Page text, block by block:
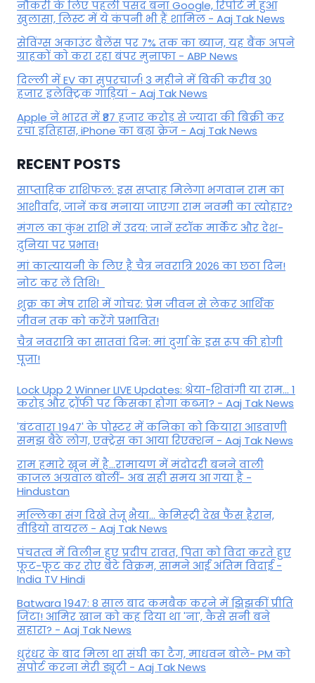
नौकरी के लिए पहली पसंद बना Google, रिपोर्ट में हुआ
खुलासा, लिस्ट में ये कंपनी भी हैं शामिल - Aaj Tak News
सेविंग्स अकाउंट बैलेंस पर 7% तक का ब्याज, यह बैंक अपने
ग्राहकों काे करा रहा बंपर मुनाफा - ABP News
दिल्ली में EV का सुपरचार्ज! 3 महीने में बिकी करीब 30
हजार इलेक्ट्रिक गाड़ियां - Aaj Tak News
Apple ने भारत में ₹87 हजार करोड़ से ज्यादा की बिक्री कर
रचा इतिहास, iPhone का बढ़ा क्रेज - Aaj Tak News
RECENT POSTS
साप्ताहिक राशिफल: इस सप्ताह मिलेगा भगवान राम का
आशीर्वाद, जानें कब मनाया जाएगा राम नवमी का त्योहार?
मंगल का कुंभ राशि में उदय: जानें स्‍टॉक मार्केट और देश-
दुनिया पर प्रभाव!
मां कात्‍यायनी के लिए है चैत्र नवरात्रि 2026 का छठा दिन!
नोट कर लें तिथि!
शुक्र का मेष राशि में गोचर: प्रेम जीवन से लेकर आर्थिक
जीवन तक को करेंगे प्रभावित!
चैत्र नवरात्रि का सातवां दिन: मां दुर्गा के इस रूप की होगी
पूजा!
Lock Upp 2 Winner LIVE Updates: श्रेया-शिवांगी या राम... 1
करोड़ और ट्रॉफी पर किसका होगा कब्जा? - Aaj Tak News
'बंटवारा 1947' के पोस्टर में कनिका को कियारा आडवाणी
समझ बैठे लोग, एक्ट्रेस का आया रिएक्शन - Aaj Tak News
राम हमारे खून में है…रामायण में मंदोदरी बनने वाली
काजल अग्रवाल बोलीं- अब सही समय आ गया है -
Hindustan
मल्लिका संग दिखे तेजू भैया... केमिस्ट्री देख फैंस हैरान,
वीडियो वायरल - Aaj Tak News
पंचतत्व में विलीन हुए प्रदीप रावत, पिता को विदा करते हुए
फूट-फूट कर रोए बेटे विक्रम, सामने आईं अंतिम विदाई -
India TV Hindi
Batwara 1947: 8 साल बाद कमबैक करने में झिझकीं प्रीति
जिंटा! आमिर खान को कह दिया था 'ना', कैसे सनी बने
सहारा? - Aaj Tak News
धुरंधर के बाद मिला था संघी का टैग, माधवन बोले- PM को
सपोर्ट करना मेरी ड्यूटी - Aaj Tak News